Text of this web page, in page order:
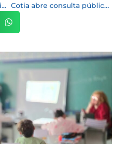
Enel apresenta plano de investimentos para reduzir quedas de energia em Cotia Cotia abre consulta pública para definir prioridades do orçamento de 2027